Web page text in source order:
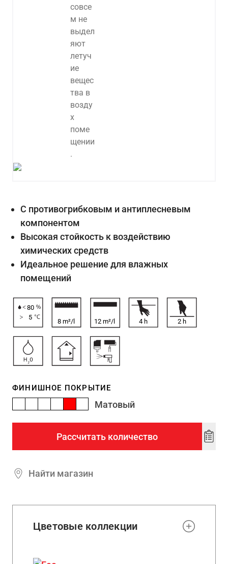
С противогрибковым и антиплесневым
компонентом
Высокая стойкость к воздействию
химических средств
Идеальное решение для влажных
помещений
80
5
8 m²/l 12 m²/l 4 h 2 h
ФИНИШНОЕ ПОКРЫТИЕ
Матовый
Рассчитать количество
Add
Найти магазин
Цветовые коллекции